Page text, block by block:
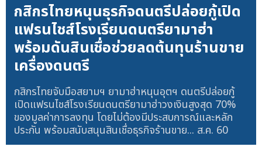
กสิกรไทยหนุนธุรกิจดนตรีปล่อยกู้เปิด
แฟรนไชส์โรงเรียนดนตรียามาฮ่า
พร้อมดันสินเชื่อช่วยลดต้นทุนร้านขาย
เครื่องดนตรี
กสิกรไทยจับมือสยามฯ ยามาฮ่าหนุนอุตฯ ดนตรีปล่อยกู้
เปิดแฟรนไชส์โรงเรียนดนตรียามาฮ่าวงเงินสูงสุด 70%
ของมูลค่าการลงทุน โดยไม่ต้องมีประสบการณ์และหลัก
ประกัน พร้อมสนับสนุนสินเชื่อธุรกิจร้านขาย... ส.ค. 60